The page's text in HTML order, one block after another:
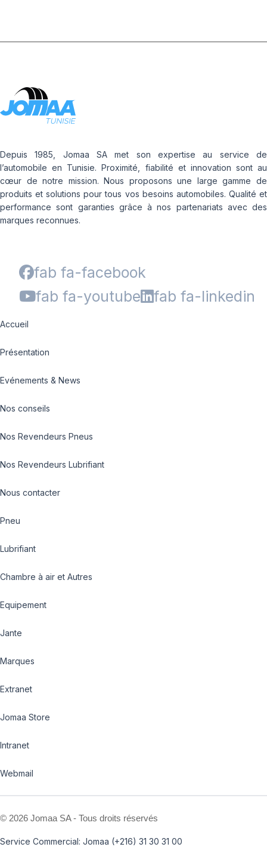
Depuis 1985, Jomaa SA met son expertise au service de
l’automobile en Tunisie. Proximité, fiabilité et innovation sont au
cœur de notre mission. Nous proposons une large gamme de
produits et solutions pour tous vos besoins automobiles. Qualité et
performance sont garanties grâce à nos partenariats avec des
marques reconnues.
fab fa-facebook
fab fa-youtube
fab fa-linkedin
Accueil
Présentation
Evénements & News
Nos conseils
Nos Revendeurs Pneus
Nos Revendeurs Lubrifiant
Nous contacter
Pneu
Lubrifiant
Chambre à air et Autres
Equipement
Jante
Marques
Extranet
Jomaa Store
Intranet
Webmail
© 2026 Jomaa SA - Tous droits réservés
Service Commercial: Jomaa (+216) 31 30 31 00